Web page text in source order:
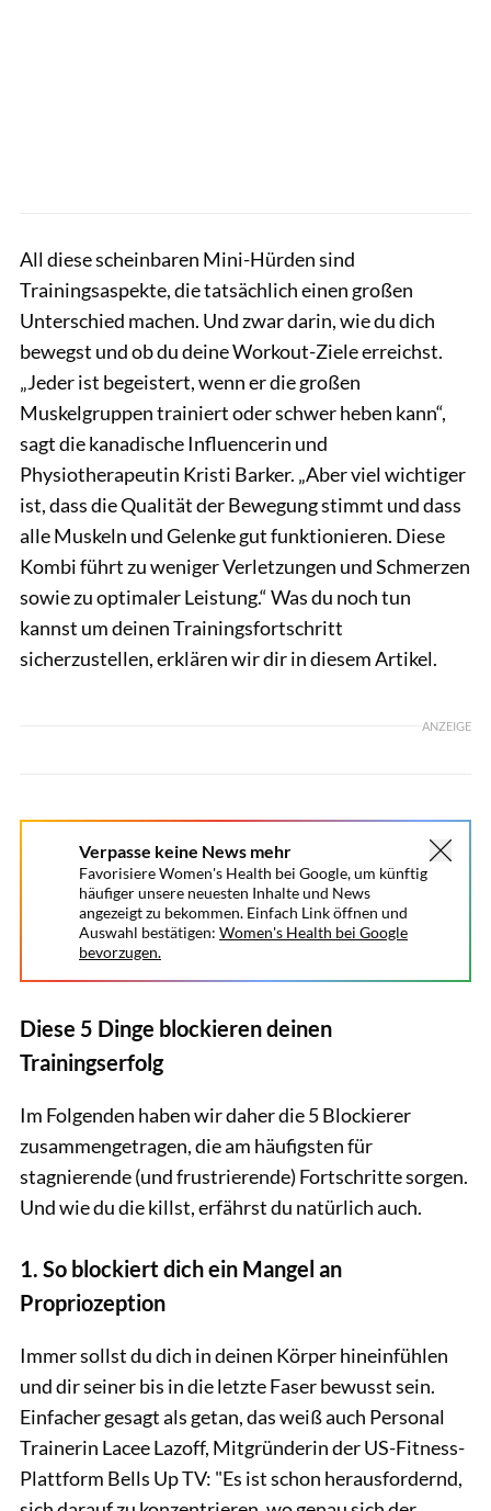
All diese scheinbaren Mini-Hürden sind
Trainingsaspekte, die tatsächlich einen großen
Unterschied machen. Und zwar darin, wie du dich
bewegst und ob du deine Workout-Ziele erreichst.
„Jeder ist begeistert, wenn er die großen
Muskelgruppen trainiert oder schwer heben kann“,
sagt die kanadische Influencerin und
Physiotherapeutin Kristi Barker. „Aber viel wichtiger
ist, dass die Qualität der Bewegung stimmt und dass
alle Muskeln und Gelenke gut funktionieren. Diese
Kombi führt zu weniger Verletzungen und Schmerzen
sowie zu optimaler Leistung.“ Was du noch tun
kannst um deinen Trainingsfortschritt
sicherzustellen, erklären wir dir in diesem Artikel.
ANZEIGE
Verpasse keine News mehr
Favorisiere Women's Health bei Google, um künftig
häufiger unsere neuesten Inhalte und News
angezeigt zu bekommen. Einfach Link öffnen und
Auswahl bestätigen: Women's Health bei Google
bevorzugen.
Diese 5 Dinge blockieren deinen
Trainingserfolg
Im Folgenden haben wir daher die 5 Blockierer
zusammengetragen, die am häufigsten für
stagnierende (und frustrierende) Fortschritte sorgen.
Und wie du die killst, erfährst du natürlich auch.
1. So blockiert dich ein Mangel an
Propriozeption
Immer sollst du dich in deinen Körper hineinfühlen
und dir seiner bis in die letzte Faser bewusst sein.
Einfacher gesagt als getan, das weiß auch Personal
Trainerin Lacee Lazoff, Mitgründerin der US-Fitness-
Plattform Bells Up TV: "Es ist schon herausfordernd,